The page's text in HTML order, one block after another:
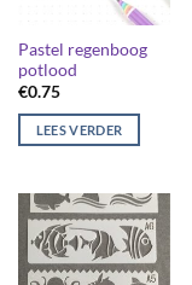
Pastel regenboog
potlood
€0.75
LEES VERDER